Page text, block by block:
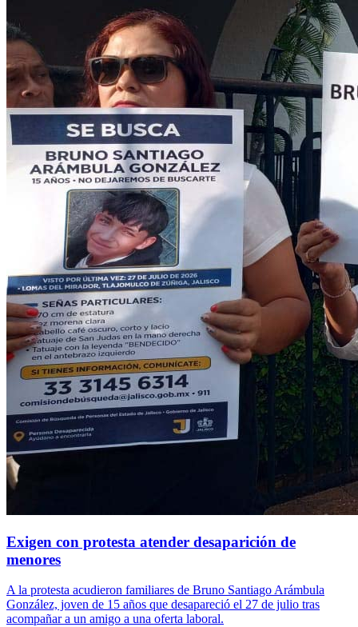
Exigen con protesta atender desaparición de
menores
A la protesta acudieron familiares de Bruno Santiago Arámbula
González, joven de 15 años que desapareció el 27 de julio tras
acompañar a un amigo a una oferta laboral.